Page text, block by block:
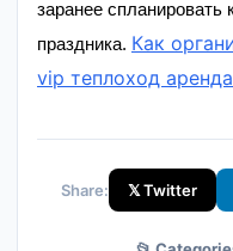
заранее спланировать
праздника. Как
vip теплоход
Share: 𝕏 Twitter